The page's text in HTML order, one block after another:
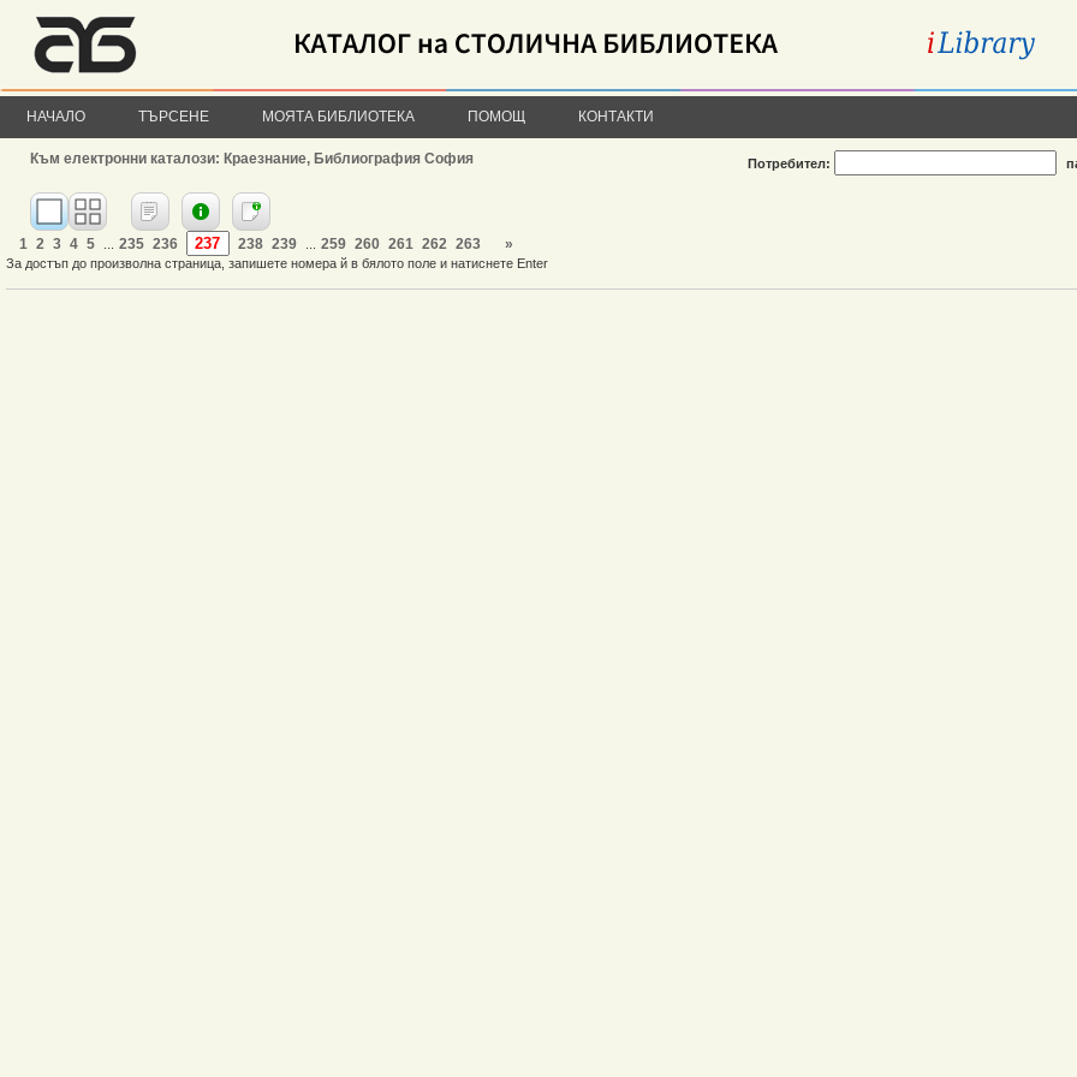
НАЧАЛО ТЪРСЕНЕ МОЯТА БИБЛИОТЕКА ПОМОЩ КОНТАКТИ
Към електронни каталози: Краезнание, Библиография София Потребител:
1 2 3 4 5 235 236 238 239 259 260 261 262 263 »
За достъп до произволна страница, запишете номера й в бялото поле и натиснете Enter